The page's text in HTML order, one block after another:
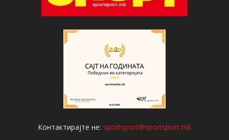
Контактирајте не: sportsport@sportsport.mk